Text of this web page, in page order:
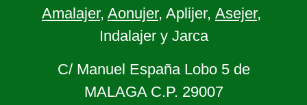
Amalajer, Aonujer, Aplijer, Asejer,
Indalajer y Jarca
C/ Manuel España Lobo 5 de
MALAGA C.P. 29007